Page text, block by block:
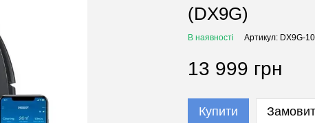
(DX9G)
В наявності Артикул: DX9G-
13 999 грн
Купити